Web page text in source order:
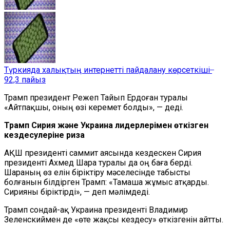
Түркияда халықтың интернетті пайдалану көрсеткіші ̶
92,3 пайыз
Трамп президент Режеп Тайып Ердоған туралы
«Айтпақшы, оның өзі керемет болды», — деді.
Трамп Сирия және Украина лидерлерімен өткізген
кездесулеріне риза
АҚШ президенті саммит аясында кездескен Сирия
президенті Ахмед Шара туралы да оң баға берді.
Шараның өз елін біріктіру мәселесінде табысты
болғанын білдірген Трамп: «Тамаша жұмыс атқарды.
Сирияны біріктірді», — деп мәлімдеді.
Трамп сондай-ақ Украина президенті Владимир
Зеленскиймен де «өте жақсы кездесу» өткізгенін айтты.